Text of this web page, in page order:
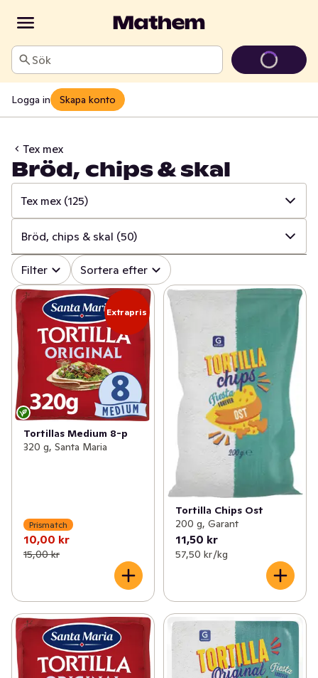
Sök
Logga in Skapa konto
Tex mex
Bröd, chips & skal
Tex mex (125)
✓ Alla (1701)
✓ Baljväxter & konserver
✓ Pasta & pastasås (215)
Mjöl & bakning (232)
✓ Tex mex (125)
Asien (223)
✓ Sylt & socker (150)
✓ Senap & ketchup
✓ Olja & vinäger
✓ Nötter & torkad frukt (87)
Internationella köket (5)
Bröd, chips & skal (50)
✓ Alla (125)
✓ Bröd, chips & skal (50)
Kryddmixer (20)
Såser & tillbehör (56)
Filter Sortera efter
Extrapris
Tortillas Medium 8-p
320 g, Santa Maria
Prismatch
10,00 kr
15,00 kr
Tortilla Chips Ost
200 g, Garant
11,50 kr
57,50 kr /kg